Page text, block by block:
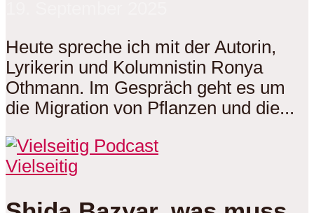
Heute spreche ich mit der Autorin,
Lyrikerin und Kolumnistin Ronya
Othmann. Im Gespräch geht es um
die Migration von Pflanzen und die...
Vielseitig